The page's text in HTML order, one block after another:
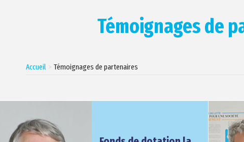
Témoignages de
Accueil Témoignages de partenaires